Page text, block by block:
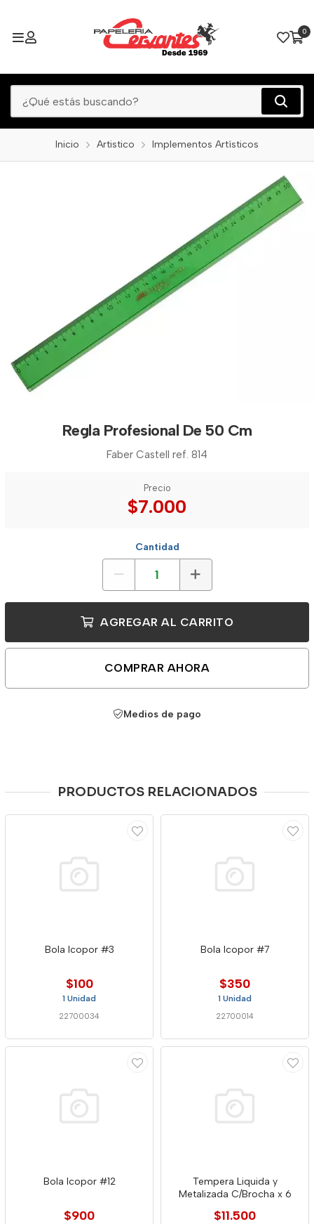
0
Inicio Artistico Implementos Artísticos
Regla Profesional De 50 Cm
Faber Castell ref. 814
Precio
$7.000
Cantidad
AGREGAR AL CARRITO
COMPRAR AHORA
Medios de pago
PRODUCTOS RELACIONADOS
Bola Icopor #3
$100
1 Unidad
22700034
Bola Icopor #7
$350
1 Unidad
22700014
Bola Icopor #12
$900
Tempera Liquida y
Metalizada C/Brocha x 6
$11.500